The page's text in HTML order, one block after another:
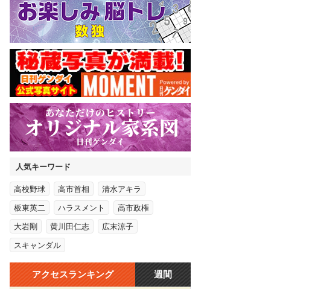
人気キーワード
高校野球 高市首相 清水アキラ
板東英二 ハラスメント 高市政権
大岩剛 黄川田仁志 広末涼子
スキャンダル
アクセスランキング 週間